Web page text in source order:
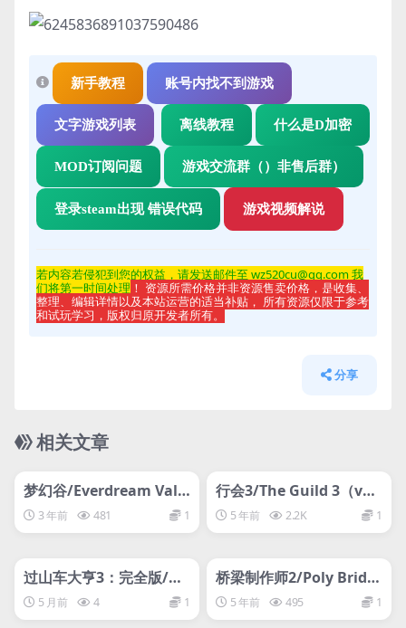
新手教程 账号内找不到游戏
文字游戏列表 离线教程 什么是D加密
MOD订阅问题 游戏交流群（）非售后群）
登录steam出现 错误代码 游戏视频解说
若内容若侵犯到您的权益，请发送邮件至 wz520cu@qq.com 我
们将第一时间处理 ！ 资源所需价格并非资源售卖价格，是收集、
整理、编辑详情以及本站运营的适当补贴， 所有资源仅限于参考
和试玩学习，版权归原开发者所有。
分享
相关文章
网盘下载游戏
梦幻谷/Everdream Valle
y 3 年前 481 1
网盘下载游戏
行会3/The Guild 3（v0.
9.10）
5 年前 2.2K 1
网盘下载游戏
过山车大亨3：完全版/Ro
llerCoaster Tycoon 3: C
omplete Edition
5 月前 4 1
网盘下载游戏
桥梁制作师2/Poly Bridg
e 2（更新v1.2.5）
5 年前 495 1